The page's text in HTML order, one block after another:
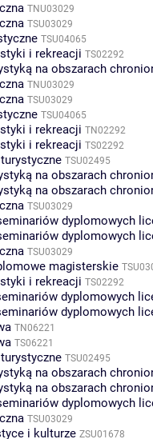
TNU03029
TSU03029
TSU04065
i rekreacji TS02292
na obszarach
TNU03029
TSU03029
TSU04065
i rekreacji TN02292
i rekreacji TS02292
TSU02495
na obszarach
na obszarach
TSU03029
dyplomowych
dyplomowych
TSU03029
magisterskie
i rekreacji TS02292
dyplomowych
dyplomowych
TN06221
TS06221
TSU02495
na obszarach
na obszarach
dyplomowych
TSU03029
i kulturze ZSU01678